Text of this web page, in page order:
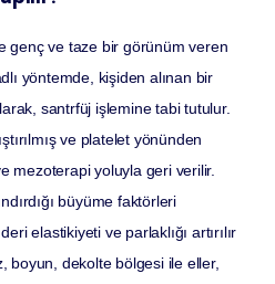
genç ve taze bir görünüm veren
yöntemde, kişiden alınan bir
santrfüj işlemine tabi tutulur.
ve platelet yönünden
mezoterapi yoluyla geri verilir.
büyüme faktörleri
elastikiyeti ve parlaklığı artırılır
boyun, dekolte bölgesi ile eller,